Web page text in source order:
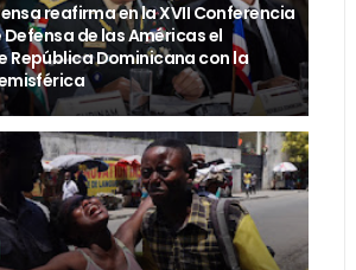
reafirma en la XVII Conferencia
de las Américas el
República Dominicana con la